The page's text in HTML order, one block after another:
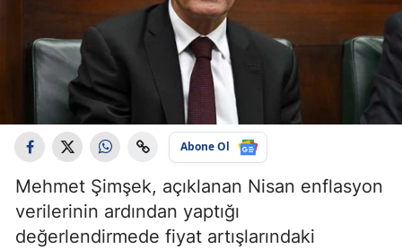
Abone Ol
Mehmet Şimşek, açıklanan Nisan enflasyon
verilerinin ardından yaptığı
değerlendirmede fiyat artışlarındaki